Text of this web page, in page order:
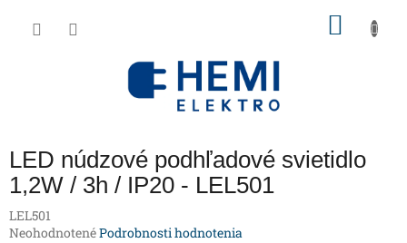
LED núdzové podhľadové svietidlo
1,2W / 3h / IP20 - LEL501
LEL501
Priemerné
NeohodnotenéPodrobnosti hodnotenia